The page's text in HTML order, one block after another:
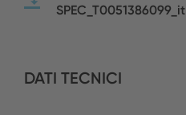
SPEC_T0051386099_it
DATI TECNICI